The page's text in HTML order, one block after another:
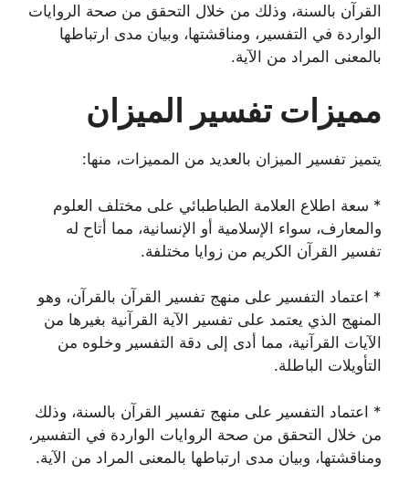
القرآن بالسنة، وذلك من خلال التحقق من صحة الروايات
الواردة في التفسير، ومناقشتها، وبيان مدى ارتباطها
بالمعنى المراد من الآية.
مميزات تفسير الميزان
يتميز تفسير الميزان بالعديد من المميزات، منها:
* سعة اطلاع العلامة الطباطبائي على مختلف العلوم
والمعارف، سواء الإسلامية أو الإنسانية، مما أتاح له
تفسير القرآن الكريم من زوايا مختلفة.
* اعتماد التفسير على منهج تفسير القرآن بالقرآن، وهو
المنهج الذي يعتمد على تفسير الآية القرآنية بغيرها من
الآيات القرآنية، مما أدى إلى دقة التفسير وخلوه من
التأويلات الباطلة.
* اعتماد التفسير على منهج تفسير القرآن بالسنة، وذلك
من خلال التحقق من صحة الروايات الواردة في التفسير،
ومناقشتها، وبيان مدى ارتباطها بالمعنى المراد من الآية.